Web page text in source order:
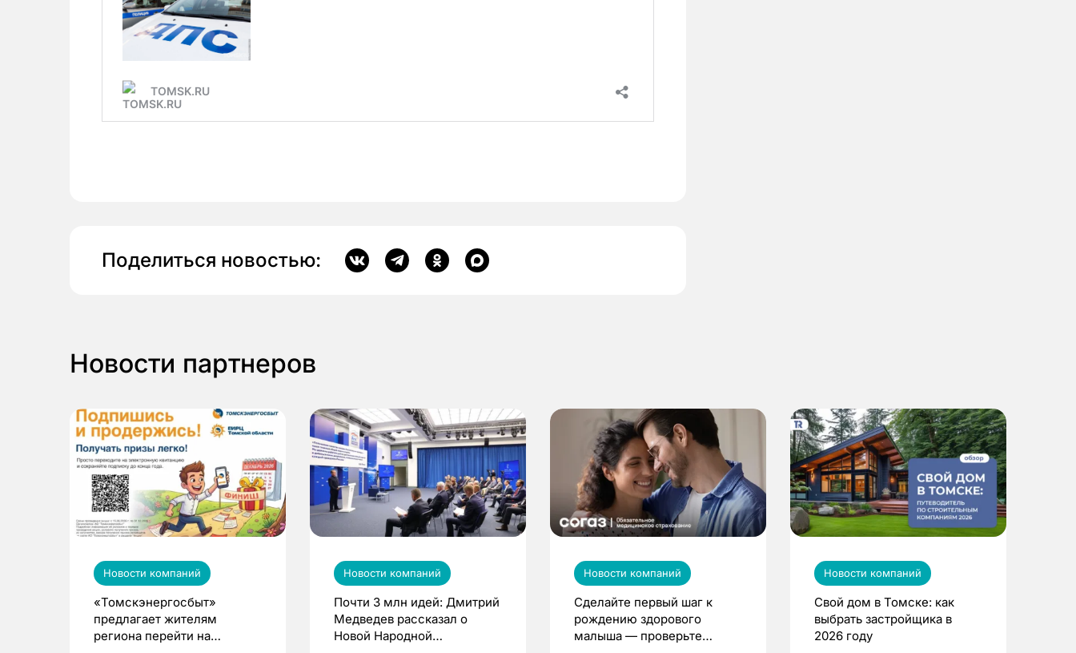
Поделиться новостью:
Новости партнеров
Новости компаний
«Томскэнергосбыт»
предлагает жителям
региона перейти на
Новости компаний
Почти 3 млн идей: Дмитрий
Медведев рассказал о
Новой Народной
Новости компаний
Сделайте первый шаг к
рождению здорового
малыша — проверьте
Новости компаний
Свой дом в Томске: как
выбрать застройщика в
2026 году